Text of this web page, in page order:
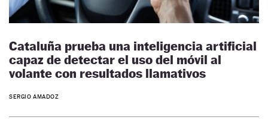
Cataluña prueba una inteligencia artificial
capaz de detectar el uso del móvil al
volante con resultados llamativos
SERGIO AMADOZ